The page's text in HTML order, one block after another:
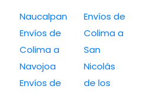
Naucalpan
Envíos de
Colima a
Navojoa
Envíos de
Envíos de
Colima a
San
Nicolás
de los